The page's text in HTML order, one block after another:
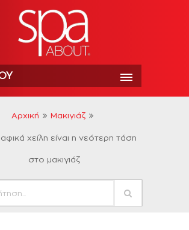
Αρχική Μακιγιάζ
χείλη είναι η νεότερη τάση
στο μακιγιάζ